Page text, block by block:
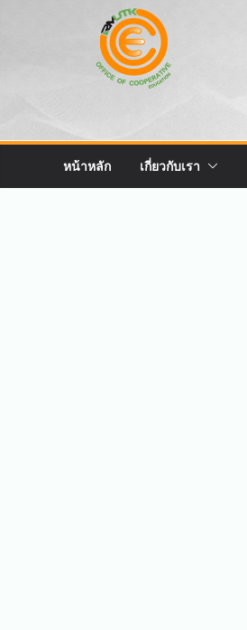
หน้าหลัก เกี่ยวกับเรา